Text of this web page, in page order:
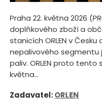
Praha 22. května 2026
doplňkového zboží a
stanicích ORLEN v
nepalivového segmentu
paliv. ORLEN proto tento
května...
Zadavatel:ORLEN